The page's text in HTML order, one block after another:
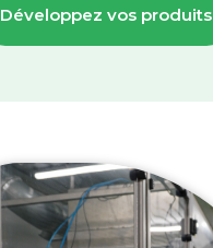
Développez vos produits